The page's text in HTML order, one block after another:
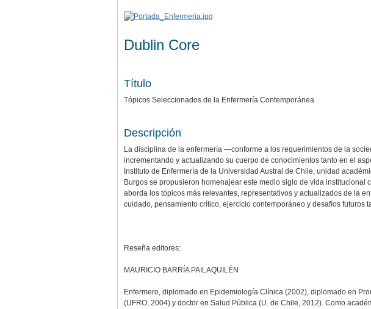
Dublin Core
Título
Tópicos Seleccionados de la Enfermería Contemporánea
Descripción
La disciplina de la enfermería —conforme a los requerimientos de la
incrementando y actualizando su cuerpo de conocimientos tanto en el
Instituto de Enfermería de la Universidad Austral de Chile, unidad
Burgos se propusieron homenajear este medio siglo de vida
aborda los tópicos más relevantes, representativos y actualizados de la
cuidado, pensamiento crítico, ejercicio contemporáneo y desafíos futuros
Reseña editores:
MAURICIO BARRÍA PAILAQUILÉN
Enfermero, diplomado en Epidemiología Clínica (2002), diplomado en
(UFRO, 2004) y doctor en Salud Pública (U. de Chile, 2012). Como